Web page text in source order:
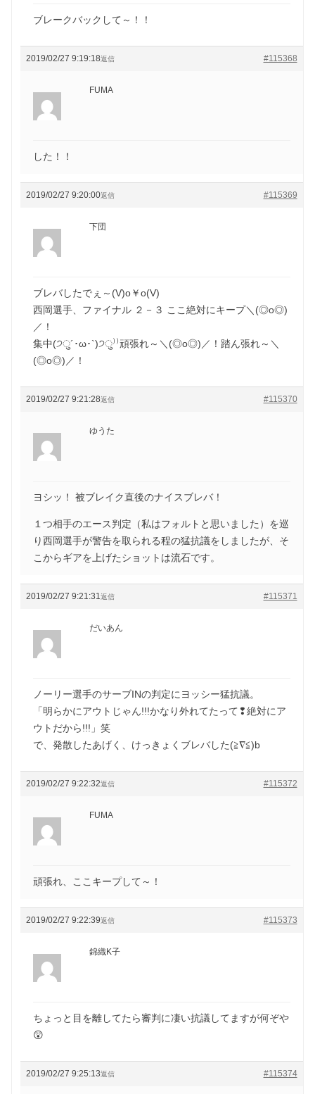
ブレークバックして～！！
2019/02/27 9:19:18 #115368
返信
FUMA
した！！
2019/02/27 9:20:00 #115369
返信
下団
ブレバしたでぇ～(V)o￥o(V)
西岡選手、ファイナル ２－３ ここ絶対にキープ＼(◎o◎)
／！
集中(੭ु´･ω･`)੭ु⁾⁾頑張れ～＼(◎o◎)／！踏ん張れ～＼
(◎o◎)／！
2019/02/27 9:21:28 #115370
返信
ゆうた
ヨシッ！ 被ブレイク直後のナイスブレバ！
１つ相手のエース判定（私はフォルトと思いました）を巡
り西岡選手が警告を取られる程の猛抗議をしましたが、そ
こからギアを上げたショットは流石です。
2019/02/27 9:21:31 #115371
返信
だいあん
ノーリー選手のサーブINの判定にヨッシー猛抗議。
「明らかにアウトじゃん!!!かなり外れてたって❢絶対にア
ウトだから!!!」笑
で、発散したあげく、けっきょくブレバした(≧∇≦)b
2019/02/27 9:22:32 #115372
返信
FUMA
頑張れ、ここキープして～！
2019/02/27 9:22:39 #115373
返信
錦織K子
ちょっと目を離してたら審判に凄い抗議してますが何ぞや
😲
2019/02/27 9:25:13 #115374
返信